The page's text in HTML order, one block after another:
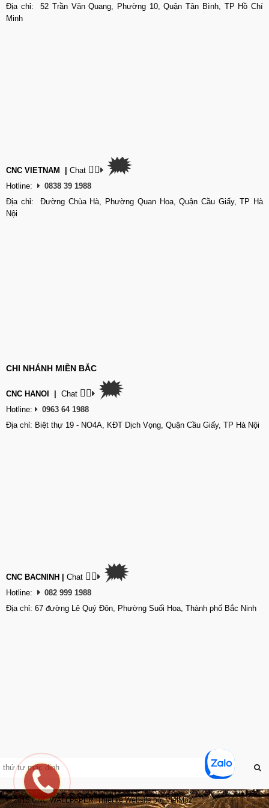
Địa chỉ: 52 Trần Văn Quang, Phường 10, Quận Tân Bình, TP Hồ Chí
Minh
CNC VIETNAM | Chat 👉🏽 🗯
Hotline:
0838 39 1988
Địa chỉ: Đường Chùa Hà, Phường Quan Hoa, Quận Cầu Giấy, TP Hà
Nội
CHI NHÁNH MIỀN BẮC
CNC HANOI | Chat 👉🏽 🗯
Hotline:
0963 64 1988
Địa chỉ: Biệt thự 19 - NO4A, KĐT Dịch Vọng, Quận Cầu Giấy, TP Hà Nội
CNC BACNINH | Chat 👉🏽 🗯
Hotline:
082 999 1988
Địa chỉ: 67 đường Lê Quý Đôn, Phường Suối Hoa, Thành phố Bắc Ninh
© 2015 CNC WALLPAPER. Thiết kế Website bởi VietMoz.